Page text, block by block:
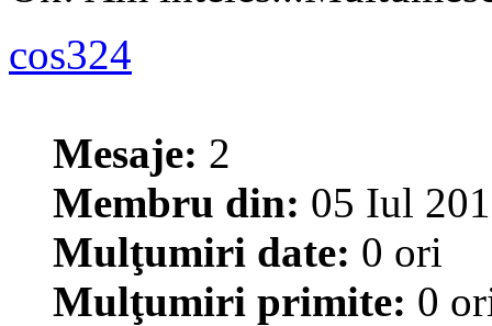
cos324
Mesaje: 2
Membru din: 05 Iul
Mulţumiri date: 0 ori
Mulţumiri primite: 0